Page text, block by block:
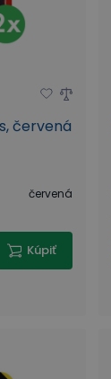
červená
červená
Kúpiť